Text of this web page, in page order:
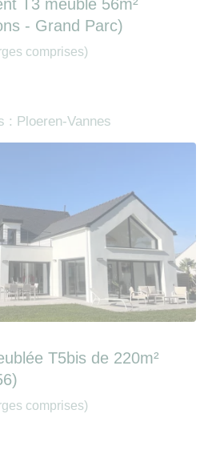
T3 meublé 56m²
- Grand Parc)
comprises)
: Ploeren-Vannes
T5bis de 220m²
comprises)